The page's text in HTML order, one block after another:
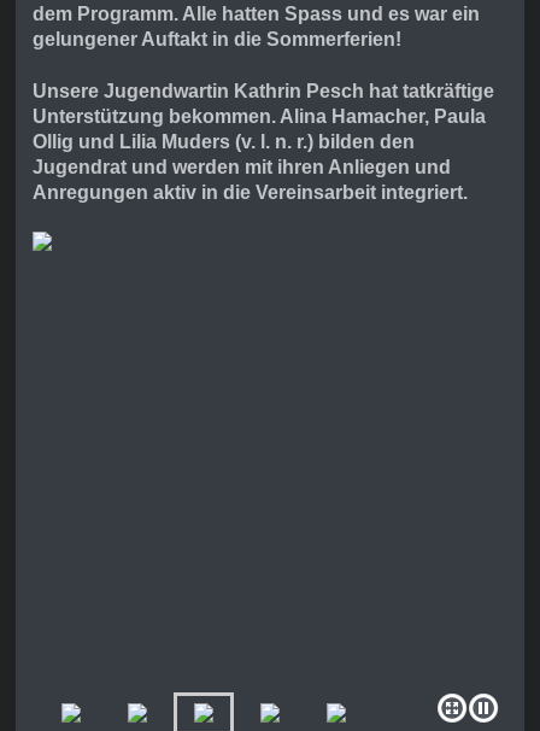
dem Programm. Alle hatten Spass und es war ein
gelungener Auftakt in die Sommerferien!
Unsere Jugendwartin Kathrin Pesch hat tatkräftige
Unterstützung bekommen. Alina Hamacher, Paula
Ollig und Lilia Muders (v. l. n. r.) bilden den
Jugendrat und werden mit ihren Anliegen und
Anregungen aktiv in die Vereinsarbeit integriert.